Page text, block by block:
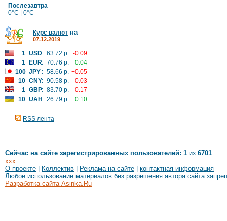
Послезавтра
0°C | 0°C
Курс валют на
07.12.2019
1 USD: 63.72 р. -0.09
1
EUR: 70.76 р. +0.04
100 JPY : 58.66 р. +0.05
10 CNY: 90.58 р. -0.03
1 GBP: 83.70 р. -0.17
10 UAH: 26.79 р. +0.10
RSS лента
Сейчас на сайте зарегистрированных пользователей: 1 из 6701
xxx
О проекте
Коллектив Реклама на сайте
контактная информация
Любое использование материалов без разрешения автора сайта
Разработка сайта Asinka.Ru